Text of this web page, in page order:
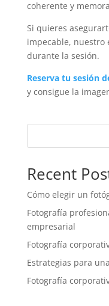
coherente y
Si quieres
impecable, nuestro
durante la sesión.
Reserva tu sesión
y consigue la
Recent
Cómo elegir un
Fotografía
empresarial
Fotografía
Estrategias para
Fotografía